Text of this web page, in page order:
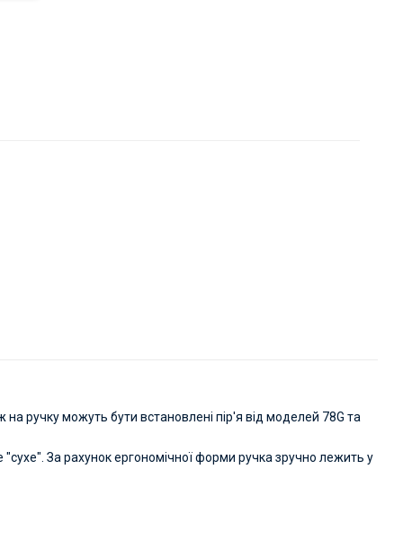
ручку можуть бути встановлені пір'я від моделей 78G та
"сухе". За рахунок ергономічної форми ручка зручно лежить у